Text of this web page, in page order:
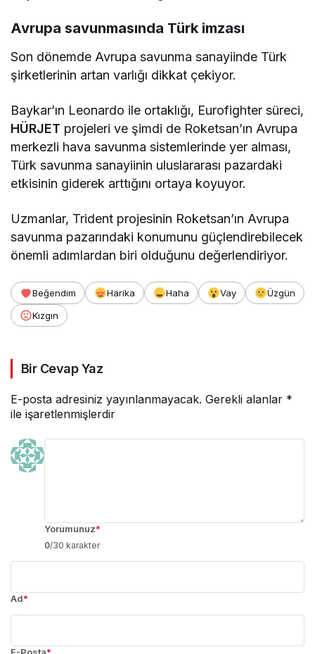
Avrupa savunmasında Türk imzası
Son dönemde Avrupa savunma sanayiinde Türk
şirketlerinin artan varlığı dikkat çekiyor.
Baykar’ın Leonardo ile ortaklığı, Eurofighter süreci,
HÜRJET projeleri ve şimdi de Roketsan’ın Avrupa
merkezli hava savunma sistemlerinde yer alması,
Türk savunma sanayiinin uluslararası pazardaki
etkisinin giderek arttığını ortaya koyuyor.
Uzmanlar, Trident projesinin Roketsan’ın Avrupa
savunma pazarındaki konumunu güçlendirebilecek
önemli adımlardan biri olduğunu değerlendiriyor.
Beğendim Harika Haha Vay
Üzgün
Kızgın
Bir Cevap Yaz
E-posta adresiniz yayınlanmayacak. Gerekli alanlar *
ile işaretlenmişlerdir
Yorumunuz*
0/30 karakter
Ad*